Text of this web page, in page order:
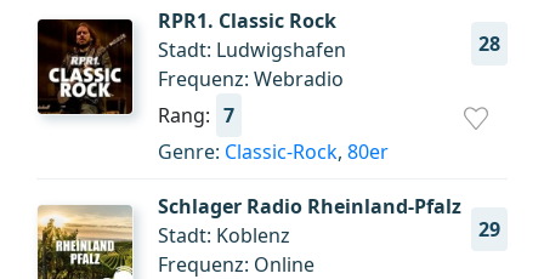
RPR1. Classic Rock
28
Stadt: Ludwigshafen
Frequenz: Webradio
Rang: 7
Genre: Classic-Rock, 80er
Schlager Radio Rheinland-Pfalz
29
Stadt: Koblenz
Frequenz: Online